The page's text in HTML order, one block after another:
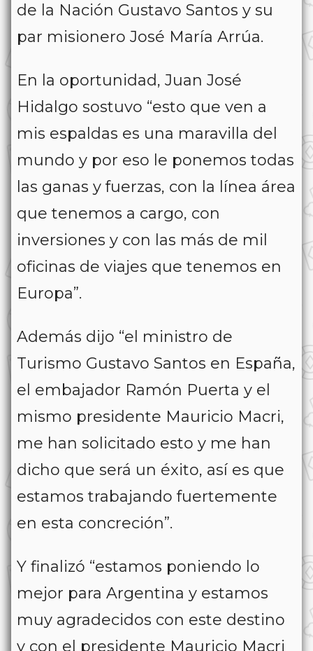
de la Nación Gustavo Santos y su
par misionero José María Arrúa.
En la oportunidad, Juan José
Hidalgo sostuvo “esto que ven a
mis espaldas es una maravilla del
mundo y por eso le ponemos todas
las ganas y fuerzas, con la línea área
que tenemos a cargo, con
inversiones y con las más de mil
oficinas de viajes que tenemos en
Europa”.
Además dijo “el ministro de
Turismo Gustavo Santos en España,
el embajador Ramón Puerta y el
mismo presidente Mauricio Macri,
me han solicitado esto y me han
dicho que será un éxito, así es que
estamos trabajando fuertemente
en esta concreción”.
Y finalizó “estamos poniendo lo
mejor para Argentina y estamos
muy agradecidos con este destino
y con el presidente Mauricio Macri